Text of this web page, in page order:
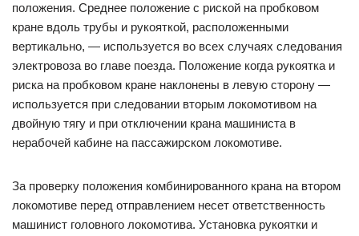
положения. Среднее положение с риской на пробковом
кране вдоль трубы и рукояткой, расположенными
вертикально, — используется во всех случаях следования
электровоза во главе поезда. Положение когда рукоятка и
риска на пробковом кране наклонены в левую сторону —
используется при следовании вторым локомотивом на
двойную тягу и при отключении крана машиниста в
нерабочей кабине на пассажирском локомотиве.
За проверку положения комбинированного крана на втором
локомотиве перед отправлением несет ответственность
машинист головного локомотива. Установка рукоятки и